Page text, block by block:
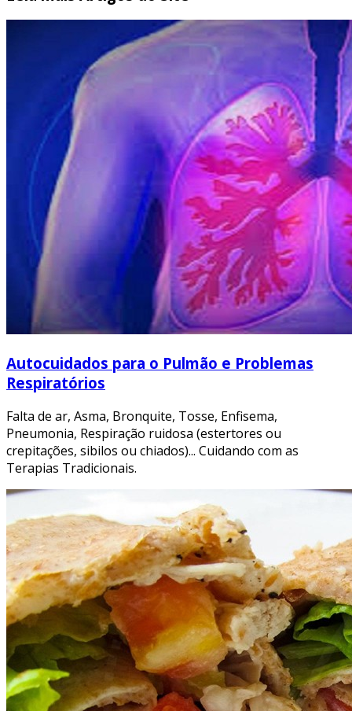
Autocuidados para o Pulmão e Problemas
Respiratórios
Falta de ar, Asma, Bronquite, Tosse, Enfisema,
Pneumonia, Respiração ruidosa (estertores ou
crepitações, sibilos ou chiados)... Cuidando com as
Terapias Tradicionais.